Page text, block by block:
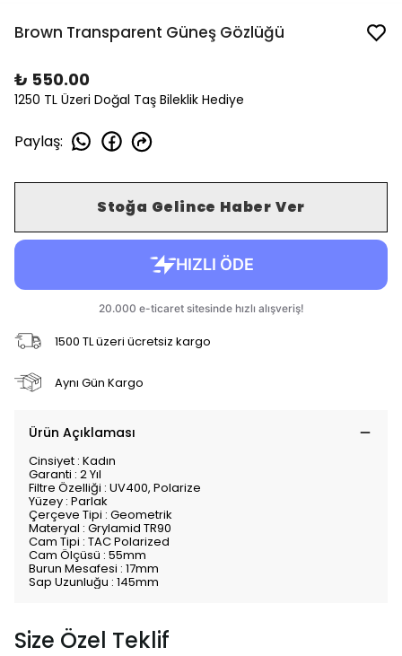
Brown Transparent Güneş Gözlüğü
₺ 550.00
1250 TL Üzeri Doğal Taş Bileklik Hediye
Paylaş:
Stoğa Gelince Haber Ver
1500 TL üzeri ücretsiz kargo
Aynı Gün Kargo
Ürün Açıklaması
Cinsiyet : Kadın
Garanti : 2 Yıl
Filtre Özelliği : UV400, Polarize
Yüzey : Parlak
Çerçeve Tipi : Geometrik
Materyal : Grylamid TR90
Cam Tipi : TAC Polarized
Cam Ölçüsü : 55mm
Burun Mesafesi : 17mm
Sap Uzunluğu : 145mm
Size Özel Teklif